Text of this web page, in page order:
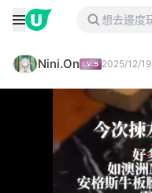
Nini.On 2025/12/19